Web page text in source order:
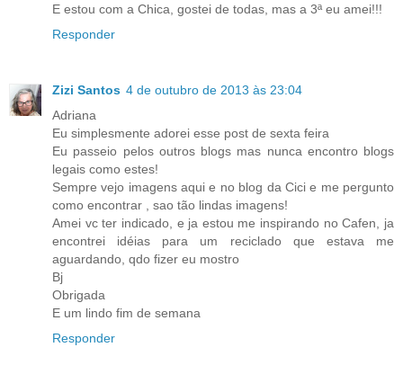
E estou com a Chica, gostei de todas, mas a 3ª eu amei!!!
Responder
Zizi Santos 4 de outubro de 2013 às 23:04
Adriana
Eu simplesmente adorei esse post de sexta feira
Eu passeio pelos outros blogs mas nunca encontro blogs
legais como estes!
Sempre vejo imagens aqui e no blog da Cici e me pergunto
como encontrar , sao tão lindas imagens!
Amei vc ter indicado, e ja estou me inspirando no Cafen, ja
encontrei idéias para um reciclado que estava me
aguardando, qdo fizer eu mostro
Bj
Obrigada
E um lindo fim de semana
Responder